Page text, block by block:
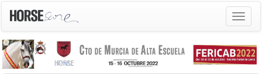
Toggle